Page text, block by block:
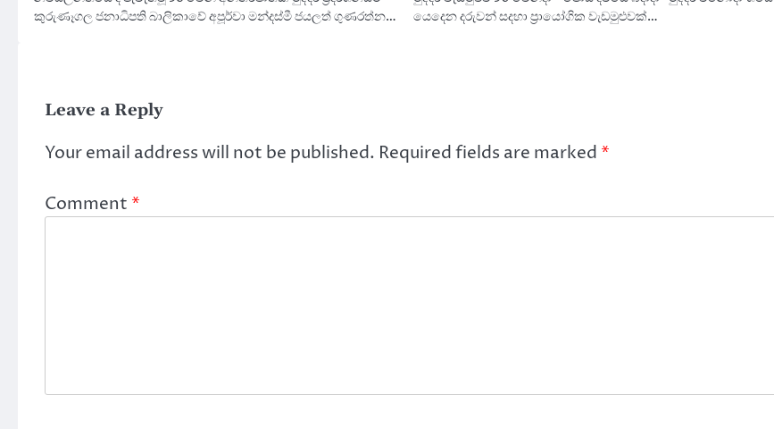
කුරුණෑගල ජනාධිපති බාලිකාවේ අපූර්වා මන්දස්මී ජයලත් ගුණරත්න…
යෙදෙන දරුවන් සදහා ප්‍රායෝගික වැඩමුළුවක්…
Leave a Reply
Your email address will not be published. Required fields are marked *
Comment *